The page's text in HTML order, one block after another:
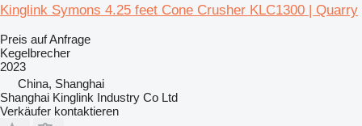
Kinglink Symons 4.25 feet Cone Crusher KLC1300 | Quarry
Preis auf Anfrage
Kegelbrecher
2023
China, Shanghai
Shanghai Kinglink Industry Co Ltd
Verkäufer kontaktieren